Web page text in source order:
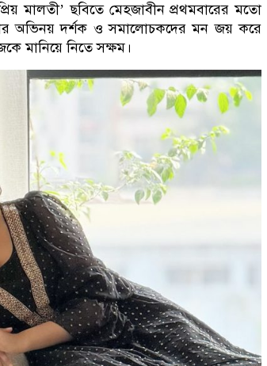
মালতী’ছবিতে মেহজাবীন প্রথমবারের মতো
অভিনয় দর্শক ও সমালোচকদের মন জয় করে
মানিয়ে নিতে সক্ষম।